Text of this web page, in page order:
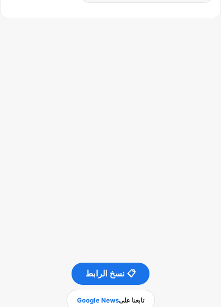
📋 نسخ الرابط
تابعنا علىGoogle News